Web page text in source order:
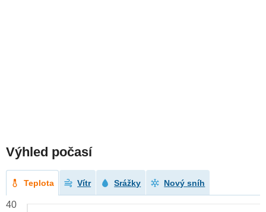
Výhled počasí
Teplota Vítr Srážky Nový sníh
40